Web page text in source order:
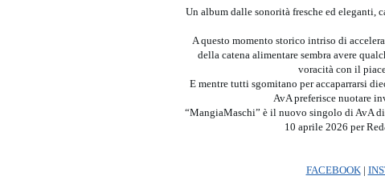
Un album dalle sonorità fresche ed eleganti,
A questo momento storico intriso di
della catena alimentare sembra avere
voracità con il
E mentre tutti sgomitano per accaparrarsi
AvA preferisce nuotare
“MangiaMaschi” è il nuovo singolo di AvA
10 aprile 2026 per
FACEBOOK|